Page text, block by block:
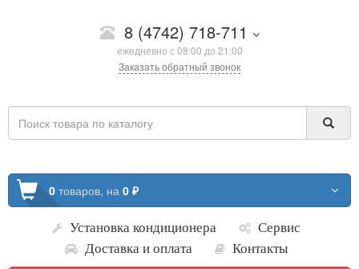
8 (4742) 718-711
ежедневно с 08:00 до 21:00
Заказать обратный звонок
0 товаров, на 0 ₽
Установка кондиционера
Сервис
Доставка и оплата
Контакты